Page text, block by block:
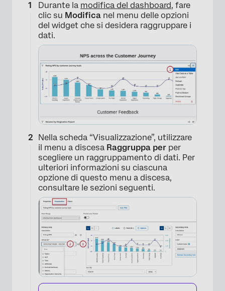
Durante la modifica del dashboard, fare
clic su Modifica nel menu delle opzioni
del widget che si desidera raggruppare i
dati.
Nella scheda “Visualizzazione”, utilizzare
il menu a discesa Raggruppa per per
scegliere un raggruppamento di dati. Per
ulteriori informazioni su ciascuna
opzione di questo menu a discesa,
consultare le sezioni seguenti.